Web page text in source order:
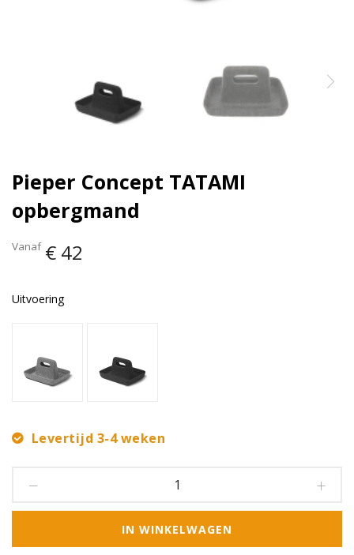
Pieper Concept TATAMI
opbergmand
Vanaf € 42
Uitvoering
Levertijd 3-4 weken
IN WINKELWAGEN